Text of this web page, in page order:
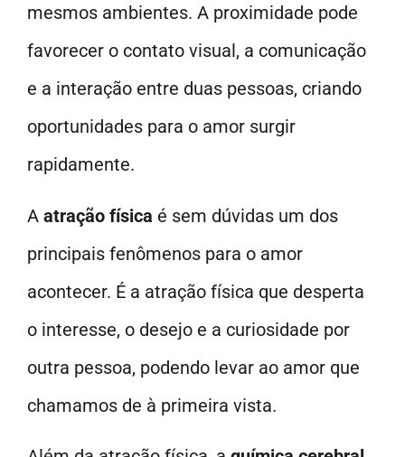
mesmos ambientes. A proximidade pode
favorecer o contato visual, a comunicação
e a interação entre duas pessoas, criando
oportunidades para o amor surgir
rapidamente.
A atração física é sem dúvidas um dos
principais fenômenos para o amor
acontecer. É a atração física que desperta
o interesse, o desejo e a curiosidade por
outra pessoa, podendo levar ao amor que
chamamos de à primeira vista.